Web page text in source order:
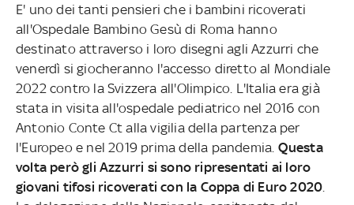
E' uno dei tanti pensieri che i bambini ricoverati
all'Ospedale Bambino Gesù di Roma hanno
destinato attraverso i loro disegni agli Azzurri che
venerdì si giocheranno l'accesso diretto al Mondiale
2022 contro la Svizzera all'Olimpico. L'Italia era già
stata in visita all'ospedale pediatrico nel 2016 con
Antonio Conte Ct alla vigilia della partenza per
l'Europeo e nel 2019 prima della pandemia. Questa
volta però gli Azzurri si sono ripresentati ai loro
giovani tifosi ricoverati con la Coppa di Euro 2020